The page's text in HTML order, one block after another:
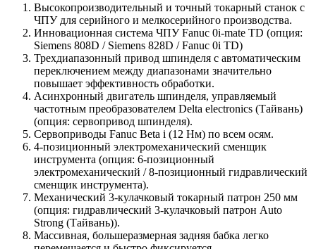
Высокопроизводительный и точный токарный станок с
ЧПУ для серийного и мелкосерийного производства.
Инновационная система ЧПУ Fanuc 0i-mate TD (опция:
Siemens 808D / Siemens 828D / Fanuc 0i TD)
Трехдиапазонный привод шпинделя с автоматическим
переключением между диапазонами значительно
повышает эффективность обработки.
Асинхронный двигатель шпинделя, управляемый
частотным преобразователем Delta electronics (Тайвань)
(опция: сервопривод шпинделя).
Сервоприводы Fanuc Beta i (12 Нм) по всем осям.
4-позиционный электромеханический сменщик
инструмента (опция: 6-позиционный
электромеханический / 8-позиционный гидравлический
сменщик инструмента).
Механический 3-кулачковый токарный патрон 250 мм
(опция: гидравлический 3-кулачковый патрон Auto
Strong (Тайвань)).
Массивная, большеразмерная задняя бабка легко